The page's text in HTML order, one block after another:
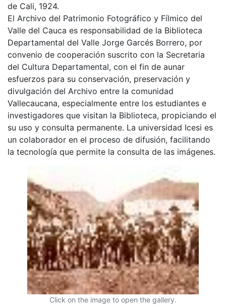
de Cali, 1924.
El Archivo del Patrimonio Fotográfico y Fílmico del
Valle del Cauca es responsabilidad de la Biblioteca
Departamental del Valle Jorge Garcés Borrero, por
convenio de cooperación suscrito con la Secretaria
del Cultura Departamental, con el fin de aunar
esfuerzos para su conservación, preservación y
divulgación del Archivo entre la comunidad
Vallecaucana, especialmente entre los estudiantes e
investigadores que visitan la Biblioteca, propiciando el
su uso y consulta permanente. La universidad Icesi es
un colaborador en el proceso de difusión, facilitando
la tecnología que permite la consulta de las imágenes.
Click on the image to open the gallery.